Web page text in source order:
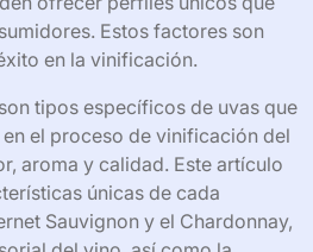
factor clave. Uvas sanas
calidad. Además, se debe tener
Cada variedad
distintos para resaltar sus
y aroma es esencial. Las
ofrecer perfiles únicos que